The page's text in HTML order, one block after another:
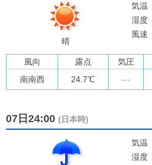
晴
気温
湿度
風速
風向 露点 気圧
南南西
24.7℃ ---
07日24:00 (日本時)
気温
湿度